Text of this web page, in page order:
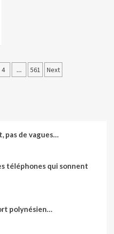
4 … 561 Next
pas de vagues…
téléphones qui sonnent
polynésien…